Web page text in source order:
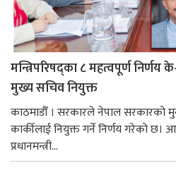
मन्त्रिपरिषद्का ८ महत्वपूर्ण निर्णय
मुख्य सचिव नियुक्त
काठमाडौँ । सरकारले नेपाल सरकारको
कार्कीलाई नियुक्त गर्ने निर्णय गरेको
प्रधानमन्त्री...